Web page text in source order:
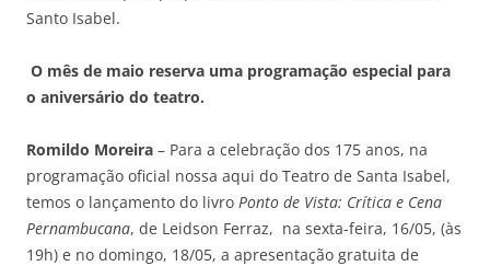
Santo Isabel.
O mês de maio reserva uma programação especial para
o aniversário do teatro.
Romildo Moreira – Para a celebração dos 175 anos, na
programação oficial nossa aqui do Teatro de Santa Isabel,
temos o lançamento do livro Ponto de Vista: Crítica e Cena
Pernambucana, de Leidson Ferraz, na sexta-feira, 16/05, (às
19h) e no domingo, 18/05, a apresentação gratuita de